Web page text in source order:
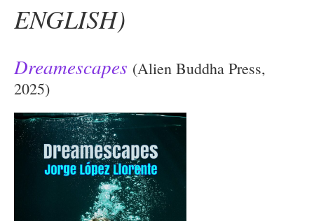
ENGLISH)
Dreamescapes (Alien Buddha Press,
2025)